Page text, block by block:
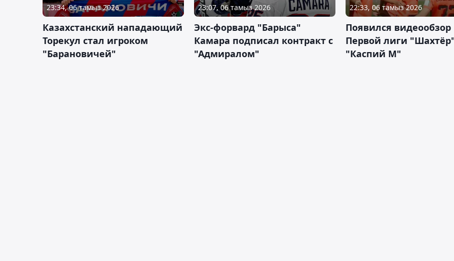
23:34, 06 тамыз 2026
Казахстанский нападающий
Торекул стал игроком
"Барановичей"
23:07, 06 тамыз 2026
Экс-форвард "Барыса"
Камара подписал контракт с
"Адмиралом"
22:33, 06 тамыз 2026
Появился
Первой лиги
"Каспий М"